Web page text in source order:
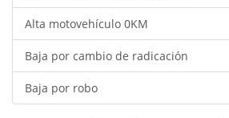
Alta motovehículo 0KM
Baja por cambio de radicación
Baja por robo